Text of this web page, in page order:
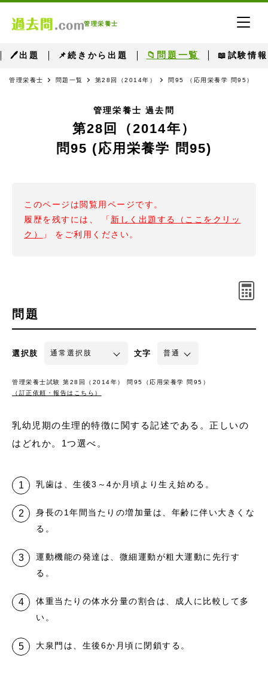
管理栄養士
🖊出題 📌続きから出題 📁問題一覧 📖試験情報
管理栄養士 問題一覧 第28回（2014年） 問95 （応用栄養学 問95）
管理栄養士 過去問
第28回（2014年）
問95 (応用栄養学 問95)
このページは閲覧用ページです。
履歴を残すには、 「 新しく出題する（ここをクリッ
ク）
」 をご利用ください。
問題
選択肢 文字
管理栄養士試験 第28回（2014年） 問95（応用栄養学 問95）
（訂正依頼・報告はこちら）
乳幼児期の生理的特徴に関する記述である。正しいの
はどれか。1つ選べ。
乳歯は、生後3～4か月頃より生え始める。
身長の1年間当たりの増加量は、年齢に伴い大きくな
る。
運動機能の発達は、微細運動が粗大運動に先行す
る。
体重当たりの体水分量の割合は、成人に比較して多
い。
大泉門は、生後6か月頃に閉鎖する。